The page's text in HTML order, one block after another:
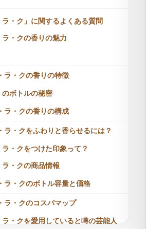
・ク」に関するよくある質問
・クの香りの魅力
ラ・クの香りの特徴
のボトルの秘密
ラ・クの香りの構成
ラ・クをふわりと香らせるには？
・クをつけた印象って？
・クの商品情報
ラ・クのボトル容量と価格
ラ・クのコスパマップ
・クを愛用していると噂の芸能人